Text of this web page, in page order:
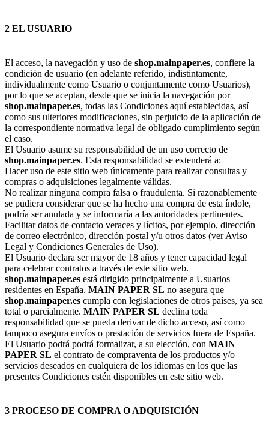
2 EL USUARIO
El acceso, la navegación y uso de shop.mainpaper.es, confiere la
condición de usuario (en adelante referido, indistintamente,
individualmente como Usuario o conjuntamente como Usuarios),
por lo que se aceptan, desde que se inicia la navegación por
shop.mainpaper.es, todas las Condiciones aquí establecidas, así
como sus ulteriores modificaciones, sin perjuicio de la aplicación de
la correspondiente normativa legal de obligado cumplimiento según
el caso.
El Usuario asume su responsabilidad de un uso correcto de
shop.mainpaper.es. Esta responsabilidad se extenderá a:
Hacer uso de este sitio web únicamente para realizar consultas y
compras o adquisiciones legalmente válidas.
No realizar ninguna compra falsa o fraudulenta. Si razonablemente
se pudiera considerar que se ha hecho una compra de esta índole,
podría ser anulada y se informaría a las autoridades pertinentes.
Facilitar datos de contacto veraces y lícitos, por ejemplo, dirección
de correo electrónico, dirección postal y/u otros datos (ver Aviso
Legal y Condiciones Generales de Uso).
El Usuario declara ser mayor de 18 años y tener capacidad legal
para celebrar contratos a través de este sitio web.
shop.mainpaper.es está dirigido principalmente a Usuarios
residentes en España. MAIN PAPER SL no asegura que
shop.mainpaper.es cumpla con legislaciones de otros países, ya sea
total o parcialmente. MAIN PAPER SL declina toda
responsabilidad que se pueda derivar de dicho acceso, así como
tampoco asegura envíos o prestación de servicios fuera de España.
El Usuario podrá podrá formalizar, a su elección, con MAIN
PAPER SL el contrato de compraventa de los productos y/o
servicios deseados en cualquiera de los idiomas en los que las
presentes Condiciones estén disponibles en este sitio web.
3 PROCESO DE COMPRA O ADQUISICIÓN